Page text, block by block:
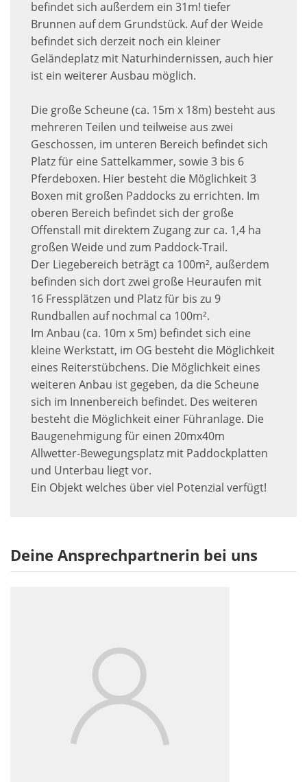
befindet sich außerdem ein 31m! tiefer
Brunnen auf dem Grundstück. Auf der Weide
befindet sich derzeit noch ein kleiner
Geländeplatz mit Naturhindernissen, auch hier
ist ein weiterer Ausbau möglich.
Die große Scheune (ca. 15m x 18m) besteht aus
mehreren Teilen und teilweise aus zwei
Geschossen, im unteren Bereich befindet sich
Platz für eine Sattelkammer, sowie 3 bis 6
Pferdeboxen. Hier besteht die Möglichkeit 3
Boxen mit großen Paddocks zu errichten. Im
oberen Bereich befindet sich der große
Offenstall mit direktem Zugang zur ca. 1,4 ha
großen Weide und zum Paddock-Trail.
Der Liegebereich beträgt ca 100m², außerdem
befinden sich dort zwei große Heuraufen mit
16 Fressplätzen und Platz für bis zu 9
Rundballen auf nochmal ca 100m².
Im Anbau (ca. 10m x 5m) befindet sich eine
kleine Werkstatt, im OG besteht die Möglichkeit
eines Reiterstübchens. Die Möglichkeit eines
weiteren Anbau ist gegeben, da die Scheune
sich im Innenbereich befindet. Des weiteren
besteht die Möglichkeit einer Führanlage. Die
Baugenehmigung für einen 20mx40m
Allwetter-Bewegungsplatz mit Paddockplatten
und Unterbau liegt vor.
Ein Objekt welches über viel Potenzial verfügt!
Deine Ansprechpartnerin bei uns